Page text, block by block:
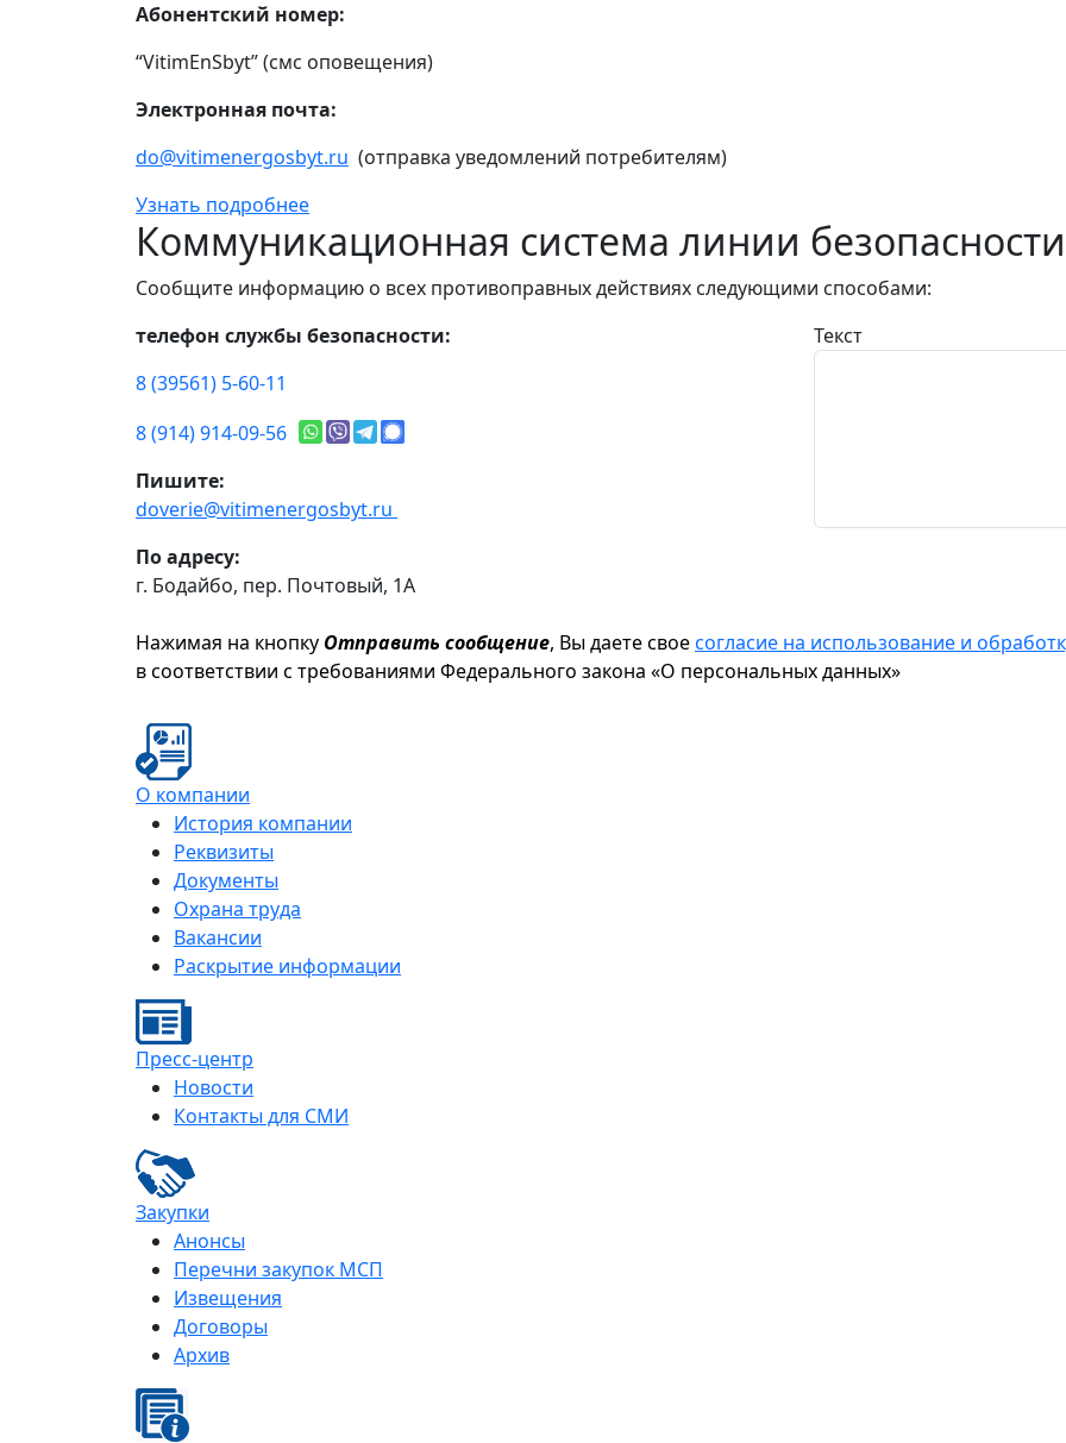
Абонентский номер:
“VitimEnSbyt” (смс оповещения)
Электронная почта:
do@vitimenergosbyt.ru (отправка уведомлений потребителям)
Узнать подробнее
Коммуникационная система линии безопасности
Сообщите информацию о всех противоправных действиях следующими способами:
телефон службы безопасности:
8 (39561) 5-60-11
8 (914) 914-09-56
Пишите:
doverie@vitimenergosbyt.ru
По адресу:
г. Бодайбо, пер. Почтовый, 1А
Текст
Нажимая на кнопку Отправить сообщение, Вы даете своесогласие на использование и
в соответствии с требованиями Федерального закона «О персональных данных»
О компании
История компании
Реквизиты
Документы
Охрана труда
Вакансии
Раскрытие информации
Пресс-центр
Новости
Контакты для СМИ
Закупки
Анонсы
Перечни закупок МСП
Извещения
Договоры
Архив